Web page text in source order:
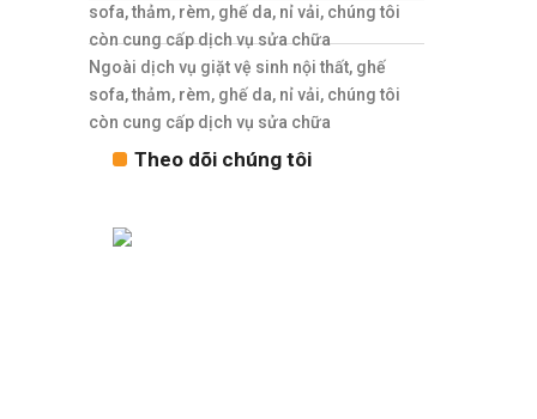
Ngoài dịch vụ giặt vệ sinh nội thất, ghế
sofa, thảm, rèm, ghế da, nỉ vải, chúng tôi
còn cung cấp dịch vụ sửa chữa
Theo dõi chúng tôi